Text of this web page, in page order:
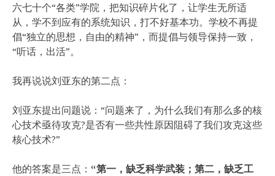
六七十个“各类”学院，把知识碎片化了，让学生无所适
从，学不到应有的系统知识，打不好基本功。学校不再提
倡“独立的思想，自由的精神”，而提倡与领导保持一致，
“听话，出活”。
我再说说刘亚东的第二点：
刘亚东提出问题说：“问题来了，为什么我们有那么多的核
心技术亟待攻克?是否有一些共性原因阻碍了我们攻克这些
核心技术?”
他的答案是三点： “第一，缺乏科学武装；第二，缺乏工